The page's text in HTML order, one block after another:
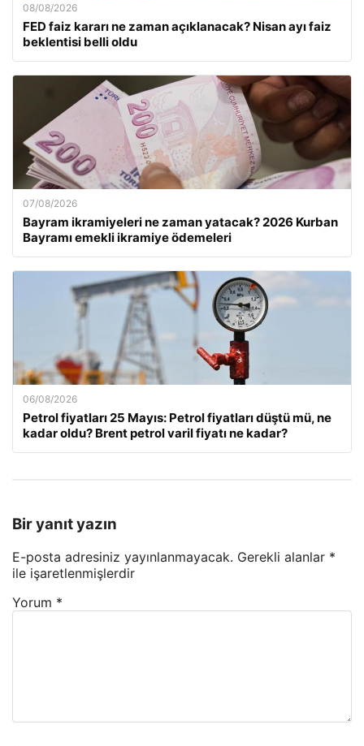
08/08/2026
FED faiz kararı ne zaman açıklanacak? Nisan ayı faiz
beklentisi belli oldu
07/08/2026
Bayram ikramiyeleri ne zaman yatacak? 2026 Kurban
Bayramı emekli ikramiye ödemeleri
06/08/2026
Petrol fiyatları 25 Mayıs: Petrol fiyatları düştü mü, ne
kadar oldu? Brent petrol varil fiyatı ne kadar?
Bir yanıt yazın
E-posta adresiniz yayınlanmayacak. Gerekli alanlar *
ile işaretlenmişlerdir
Yorum *